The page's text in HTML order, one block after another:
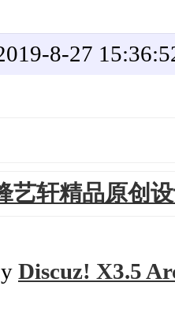
8-27
艺轩精品原创
Discuz! X3.5